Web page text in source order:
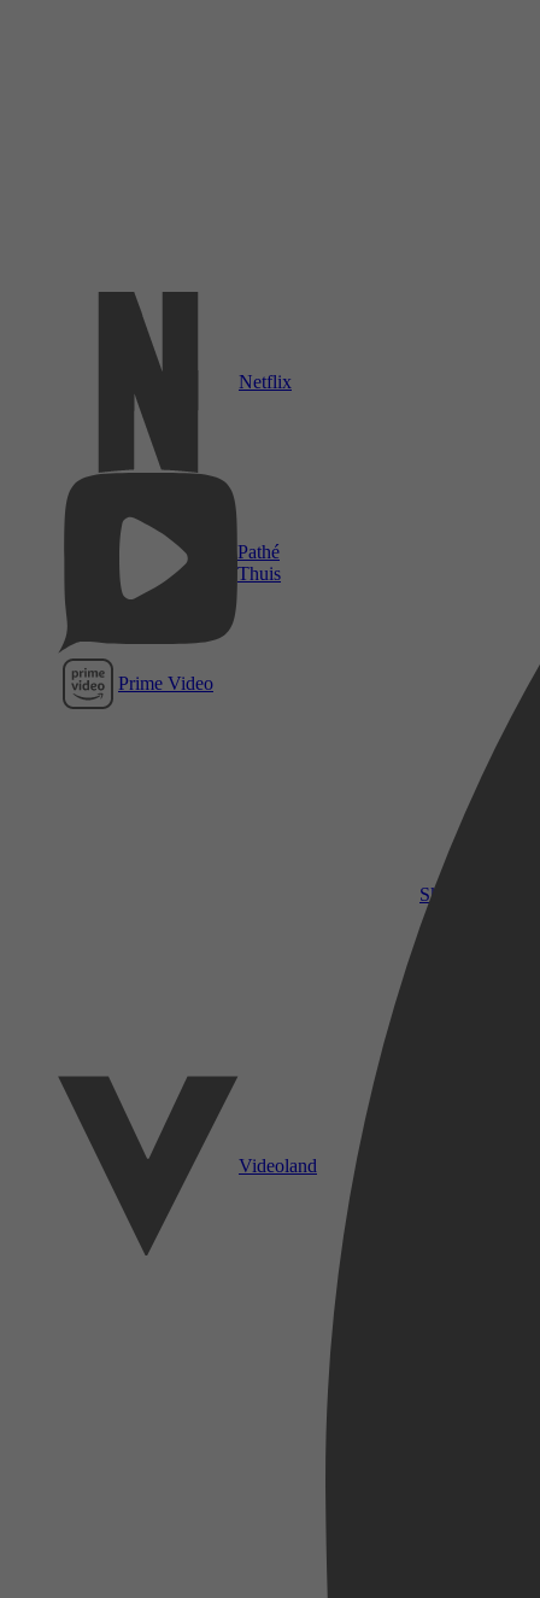
Netflix
Pathé
Thuis
Prime Video
SkyShowtime
Videoland